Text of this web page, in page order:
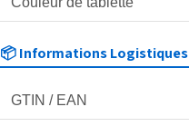
📦 Informations Logistiques
GTIN / EAN